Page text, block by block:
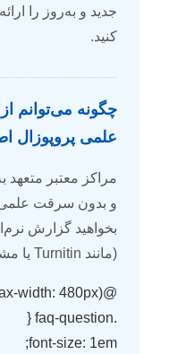
جدید و به‌روز را
کنید.
چگونه می‌توانم
علمی پروپوزال
مراکز معتبر متعهد
و بدون سرقت علمی
بخواهید گزارش
(مانند Turnitin یا مشابه) را ارائه دهند.
@media (max-width: 480px) {
.faq-question {
font-size: 1em;